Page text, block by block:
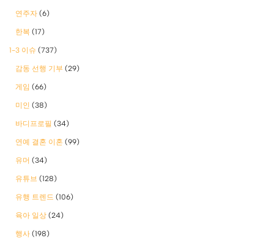
연주자 (6)
한복 (17)
1-3 이슈 (737)
감동 선행 기부 (29)
게임 (66)
미인 (38)
바디프로필 (34)
연예 결혼 이혼 (99)
유머 (34)
유튜브 (128)
유행 트렌드 (106)
육아 일상 (24)
행사 (198)